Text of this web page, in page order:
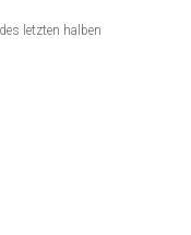
letzten halben